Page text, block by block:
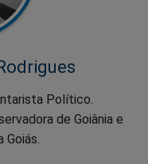
Político.
de Goiânia e